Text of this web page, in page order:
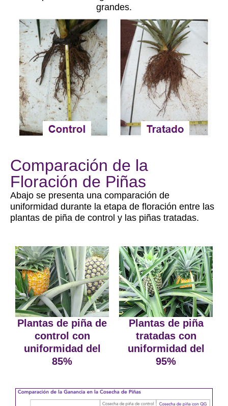
grandes.
Comparación de la
Floración de Piñas
Abajo se presenta una comparación de
uniformidad durante la etapa de floración entre las
plantas de piña de control y las piñas tratadas.
Plantas de piña de
control con
uniformidad del
85%
Plantas de piña
tratadas con
uniformidad del
95%